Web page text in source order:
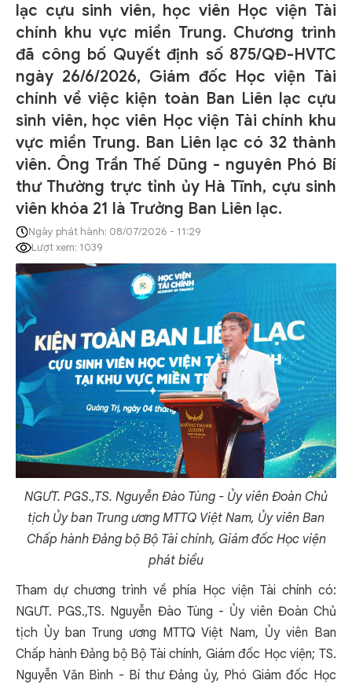
lạc cựu sinh viên, học viên Học viện Tài
chính khu vực miền Trung. Chương trình
đã công bố Quyết định số 875/QĐ-HVTC
ngày 26/6/2026, Giám đốc Học viện Tài
chính về việc kiện toàn Ban Liên lạc cựu
sinh viên, học viên Học viện Tài chính khu
vực miền Trung. Ban Liên lạc có 32 thành
viên. Ông Trần Thế Dũng - nguyên Phó Bí
thư Thường trực tỉnh ủy Hà Tĩnh, cựu sinh
viên khóa 21 là Trưởng Ban Liên lạc.
Ngày phát hành: 08/07/2026 - 11:29
Lượt xem: 1039
NGƯT. PGS.,TS. Nguyễn Đào Tùng - Ủy viên Đoàn Chủ
tịch Ủy ban Trung ương MTTQ Việt Nam, Ủy viên Ban
Chấp hành Đảng bộ Bộ Tài chính, Giám đốc Học viện
phát biểu
Tham dự chương trình về phía Học viện Tài chính có:
NGƯT. PGS.,TS. Nguyễn Đào Tùng - Ủy viên Đoàn Chủ
tịch Ủy ban Trung ương MTTQ Việt Nam, Ủy viên Ban
Chấp hành Đảng bộ Bộ Tài chính, Giám đốc Học viện; TS.
Nguyễn Văn Bình - Bí thư Đảng ủy, Phó Giám đốc Học